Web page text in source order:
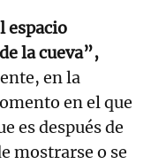
espacio
la cueva”,
en la
en el que
es después de
mostrarse o se